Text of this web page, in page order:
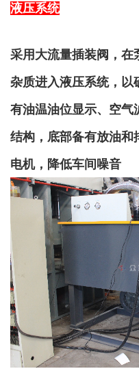
液压系统
采用大流量插装阀，在
杂质进入液压系统，以
有油温油位显示、空气
结构，底部备有放油和
电机，降低车间噪音